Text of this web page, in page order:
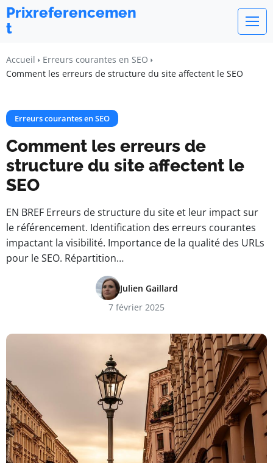
Prixreferencemen
t
Accueil
Erreurs courantes en SEO
Comment les erreurs de structure du site affectent le SEO
Erreurs courantes en SEO
Comment les erreurs de
structure du site affectent le
SEO
EN BREF Erreurs de structure du site et leur impact sur
le référencement. Identification des erreurs courantes
impactant la visibilité. Importance de la qualité des URLs
pour le SEO. Répartition…
Julien Gaillard
7 février 2025